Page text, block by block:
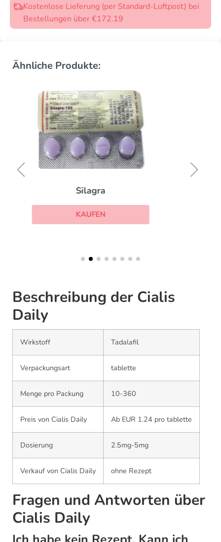
Kostenlose Lieferung (per Standard-Luftpost) bei
Bestellungen über €172.19
Ähnliche Produkte:
Viagra with Dapoxetine
KAUFEN
Beschreibung der Cialis
Daily
Wirkstoff Tadalafil
Verpackungsart tablette
Menge pro Packung 10-360
Preis von Cialis Daily Ab EUR 1.24 pro tablette
Dosierung 2.5mg-5mg
Verkauf von Cialis Daily ohne Rezept
Fragen und Antworten über
Cialis Daily